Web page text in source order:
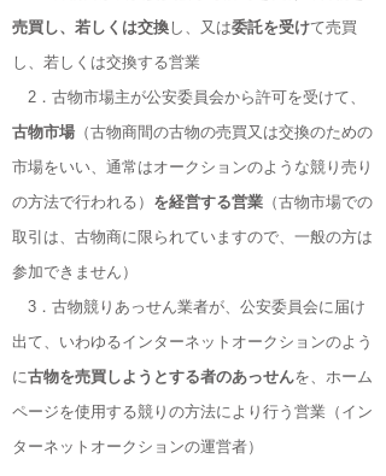
売買し、若しくは交換 し、又は委託を受けて売買
し、若しくは交換する営業
2．古物市場主が公安委員会から許可を受けて、
古物市場 （古物商間の古物の売買又は交換のための
市場をいい、通常はオークションのような競り売り
の方法で行われる） を経営する営業 （古物市場での
取引は、古物商に限られていますので、一般の方は
参加できません）
​ 3．古物競りあっせん業者が、公安委員会に届け
出て、いわゆるインターネットオークションのよう
に古物を売買しようとする者のあっせんを、ホーム
ページを使用する競りの方法により行う営業（イン
ターネットオークションの運営者）